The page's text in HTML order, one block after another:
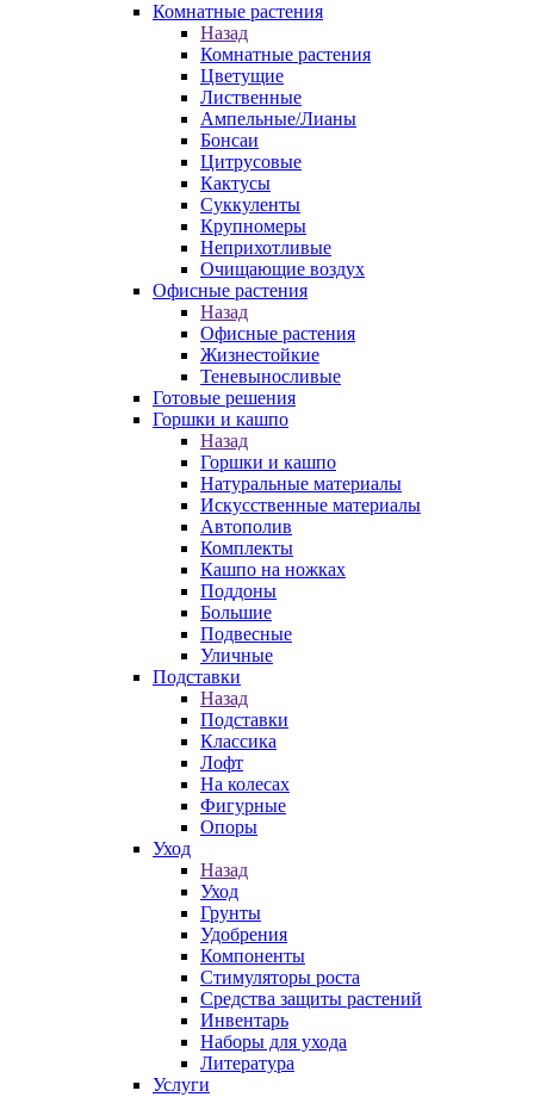
Комнатные растения
Назад
Комнатные растения
Цветущие
Лиственные
Ампельные/Лианы
Бонсаи
Цитрусовые
Кактусы
Суккуленты
Крупномеры
Неприхотливые
Очищающие воздух
Офисные растения
Назад
Офисные растения
Жизнестойкие
Теневыносливые
Готовые решения
Горшки и кашпо
Назад
Горшки и кашпо
Натуральные материалы
Искусственные материалы
Автополив
Комплекты
Кашпо на ножках
Поддоны
Большие
Подвесные
Уличные
Подставки
Назад
Подставки
Классика
Лофт
На колесах
Фигурные
Опоры
Уход
Назад
Уход
Грунты
Удобрения
Компоненты
Стимуляторы роста
Средства защиты растений
Инвентарь
Наборы для ухода
Литература
Услуги